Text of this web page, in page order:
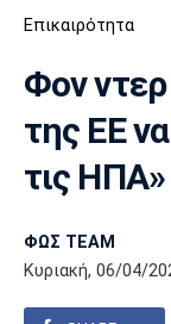
AUTO-
Ποδόσφαιρο
Super
Super
Γ Εθνική
Ελλάδα
Μπάσκετ
Ελλάδα
Εθνική
EuroLeague
Βόλεϊ
Πόλο
Επικαιρότητα
Φον
της ΕΕ
τις ΗΠΑ»
ΦΩΣ TEAM
Κυριακή, 06/04/